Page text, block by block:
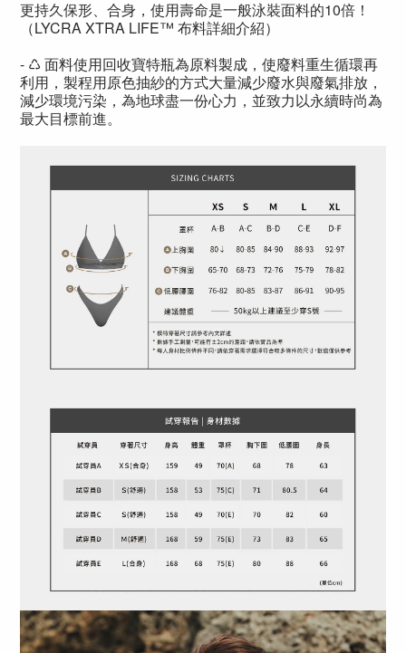
更持久保形、合身，使用壽命是一般泳裝面料的10倍！
（LYCRA XTRA LIFE™ 布料詳細介紹）
- ♺ 面料使用回收寶特瓶為原料製成，使廢料重生循環再
利用，製程用原色抽紗的方式大量減少廢水與廢氣排放，
減少環境污染，為地球盡一份心力，並致力以永續時尚為
最大目標前進。